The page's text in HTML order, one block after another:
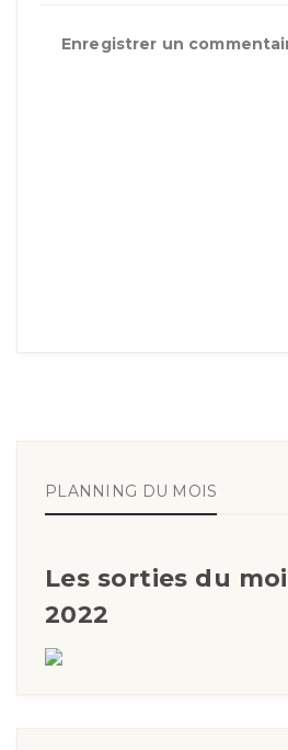
Enregistrer un
PLANNING DU MOIS
Les sorties du
2022